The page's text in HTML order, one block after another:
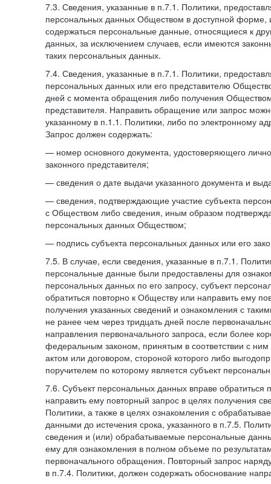
7.3. Сведения, указанные в п.7.1. Политики,
персональных данных Обществом в доступной форме,
содержаться персональные данные, относящиеся к
данных, за исключением случаев, если имеются
таких персональных данных.
7.4. Сведения, указанные в п.7.1. Политики,
персональных данных или его представителю
дней с момента обращения либо получения
представителя. Направить обращение или запрос
указанному в п.1.1. Политики, либо по электронному
Запрос должен содержать:
— номер основного документа, удостоверяющего
законного представителя;
— сведения о дате выдачи указанного документа и
— сведения, подтверждающие участие субъекта
с Обществом либо сведения, иным образом
персональных данных Обществом;
— подпись субъекта персональных данных или его
7.5. В случае, если сведения, указанные в п.7.1.
персональные данные были предоставлены для
персональных данных по его запросу, субъект
обратиться повторно к Обществу или направить ему
получения указанных сведений и ознакомления с
не ранее чем через тридцать дней после
направления первоначального запроса, если более
федеральным законом, принятым в соответствии с
актом или договором, стороной которого либо
поручителем по которому является субъект
7.6. Субъект персональных данных вправе обратиться
направить ему повторный запрос в целях получения
Политики, а также в целях ознакомления с
данными до истечения срока, указанного в п.7.5.
сведения и (или) обрабатываемые персональные
ему для ознакомления в полном объеме по
первоначального обращения. Повторный запрос
в п.7.4. Политики, должен содержать обоснование